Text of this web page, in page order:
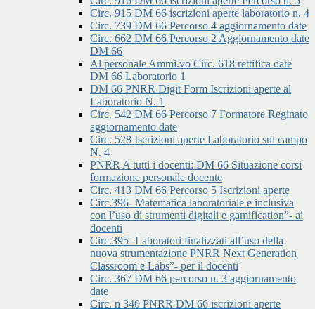
Circ. 915 DM 66 iscrizioni aperte laboratorio n. 4
Circ. 739 DM 66 Percorso 4 aggiornamento date
Circ. 662 DM 66 Percorso 2 Aggiornamento date
DM 66
Al personale Ammi.vo Circ. 618 rettifica date
DM 66 Laboratorio 1
DM 66 PNRR Digit Form Iscrizioni aperte al
Laboratorio N. 1
Circ. 542 DM 66 Percorso 7 Formatore Reginato
aggiornamento date
Circ. 528 Iscrizioni aperte Laboratorio sul campo
N. 4
PNRR A tutti i docenti: DM 66 Situazione corsi
formazione personale docente
Circ. 413 DM 66 Percorso 5 Iscrizioni aperte
Circ.396- Matematica laboratoriale e inclusiva
con l’uso di strumenti digitali e gamification”- ai
docenti
Circ.395 -Laboratori finalizzati all’uso della
nuova strumentazione PNRR Next Generation
Classroom e Labs”- per il docenti
Circ. 367 DM 66 percorso n. 3 aggiornamento
date
Circ. n 340 PNRR DM 66 iscrizioni aperte